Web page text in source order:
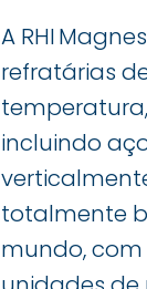
A RHI
refratárias
incluindo
totalmente
mundo, com